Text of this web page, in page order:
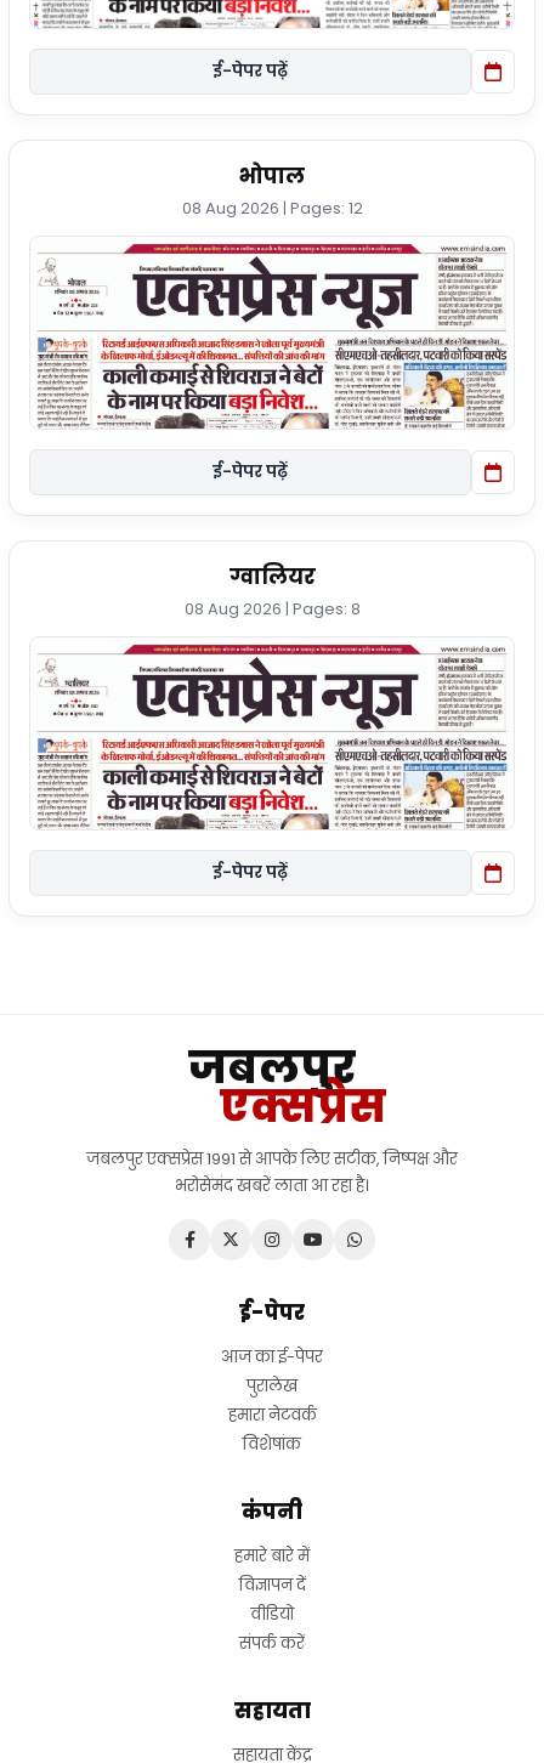
ई-पेपर पढ़ें
भोपाल
08 Aug 2026 | Pages: 12
ई-पेपर पढ़ें
ग्वालियर
08 Aug 2026 | Pages: 8
ई-पेपर पढ़ें
जबलपुर
एक्सप्रेस
जबलपुर एक्सप्रेस 1991 से आपके लिए सटीक, निष्पक्ष और
भरोसेमंद खबरें लाता आ रहा है।
ई-पेपर
आज का ई-पेपर
पुरालेख
हमारा नेटवर्क
विशेषांक
कंपनी
हमारे बारे में
विज्ञापन दें
वीडियो
संपर्क करें
सहायता
सहायता केंद्र